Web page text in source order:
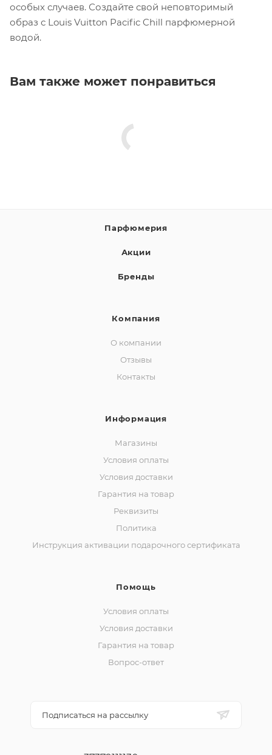
особых случаев. Создайте свой неповторимый
образ с Louis Vuitton Pacific Chill парфюмерной
водой.
Вам также может понравиться
Парфюмерия
Акции
Бренды
Компания
О компании
Отзывы
Контакты
Информация
Магазины
Условия оплаты
Условия доставки
Гарантия на товар
Реквизиты
Политика
Инструкция активации подарочного сертификата
Помощь
Условия оплаты
Условия доставки
Гарантия на товар
Вопрос-ответ
Подписаться на рассылку